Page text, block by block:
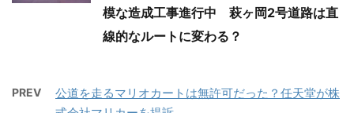
模な造成工事進行中 萩ヶ岡2号道路は直
線的なルートに変わる？
PREV
公道を走るマリオカートは無許可だった？任天堂が株